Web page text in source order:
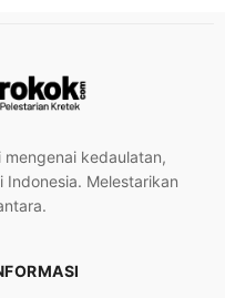
kedaulatan,
Melestarikan